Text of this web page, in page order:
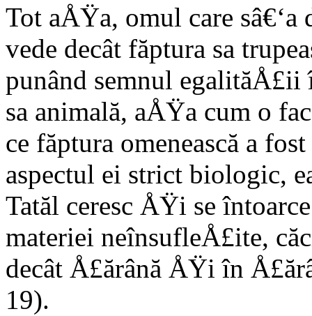
Tot aÅŸa, omul care
vede decât făptura sa
punând semnul egalităÅ£ii
sa animală, aÅŸa cum o
ce făptura omenească a
aspectul ei strict biologic,
Tatăl ceresc ÅŸi se
materiei neînsufleÅ£ite,
decât Å£ărână ÅŸi în
19).